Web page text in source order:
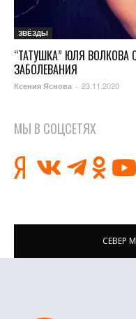
ЗВЁЗДЫ
“ТАТУШКА” ЮЛЯ ВОЛКОВА
ЗАБОЛЕВАНИЯ
Ксения Яснова - 23.11.2020
МЫ В СОЦСЕТЯХ
СЕВЕР